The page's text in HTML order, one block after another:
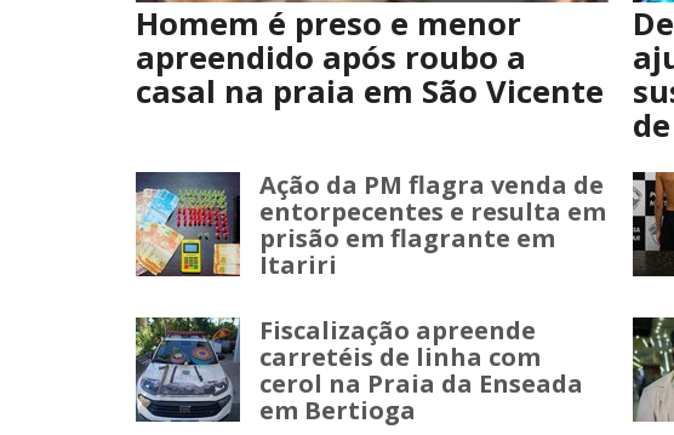
Homem é preso e menor
apreendido após roubo a
casal na praia em São Vicente
Ação da PM flagra venda de
entorpecentes e resulta em
prisão em flagrante em
Itariri
Fiscalização apreende
carretéis de linha com
cerol na Praia da Enseada
em Bertioga